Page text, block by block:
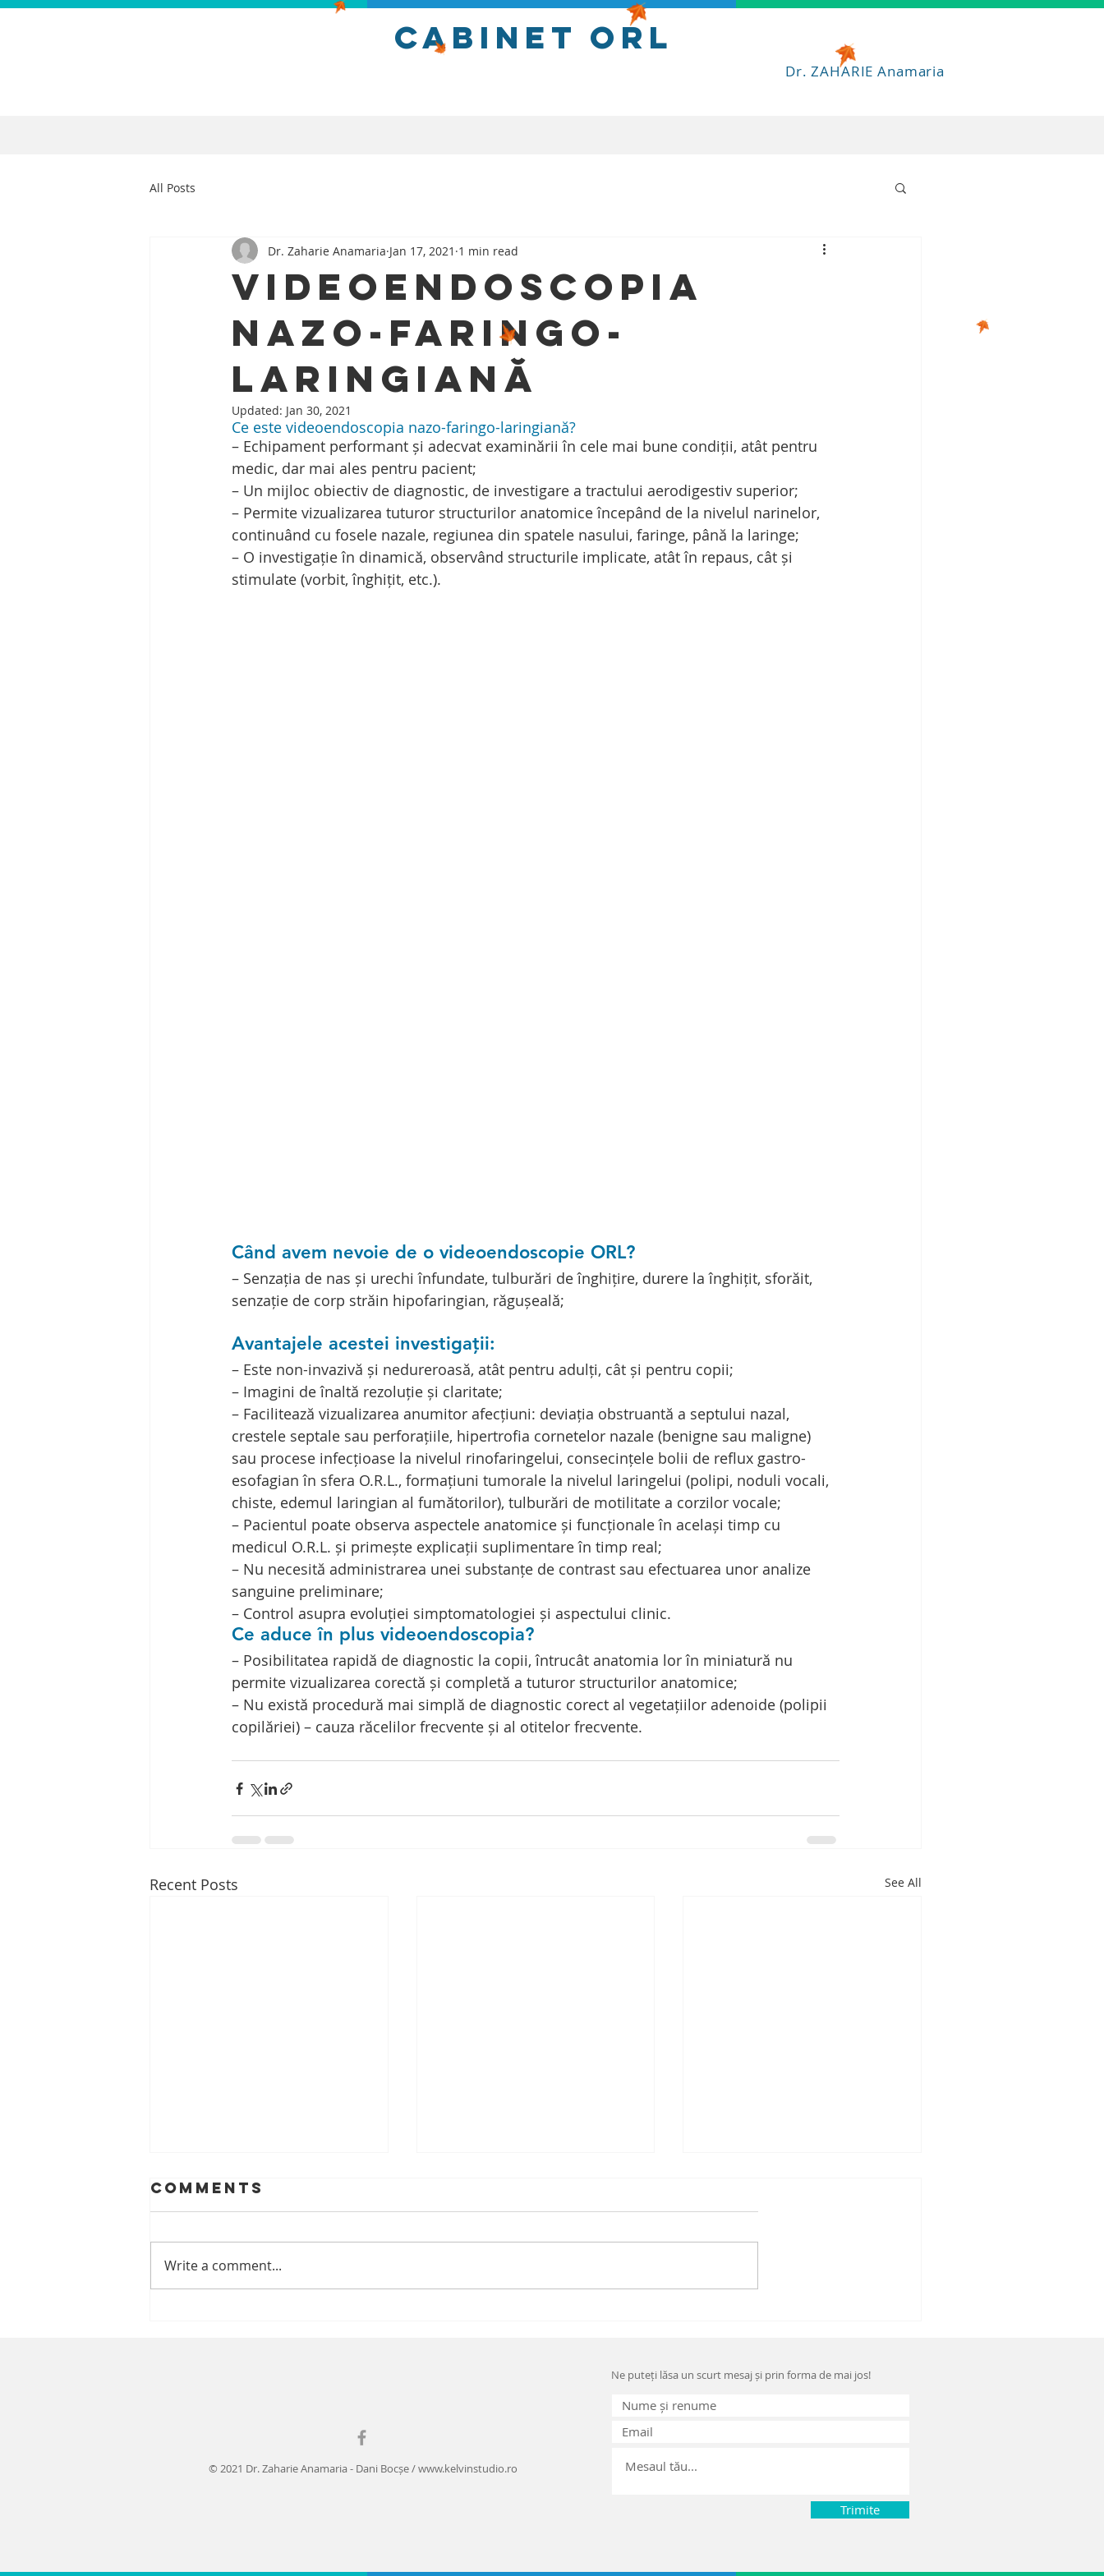
Cabinet orl
Dr. ZAHARIE Anamaria
All Posts
Videoendoscopia
nazo-faringo-
laringiană
Dr. Zaharie Anamaria Jan 17, 2021 1 min read
Updated: Jan 30, 2021
Ce este videoendoscopia nazo-faringo-laringiană?
– Echipament performant și adecvat examinării în cele mai bune condiții, atât pentru
medic, dar mai ales pentru pacient;
– Un mijloc obiectiv de diagnostic, de investigare a tractului aerodigestiv superior;
– Permite vizualizarea tuturor structurilor anatomice începând de la nivelul narinelor,
continuând cu fosele nazale, regiunea din spatele nasului, faringe, până la laringe;
– O investigație în dinamică, observând structurile implicate, atât în repaus, cât și
stimulate (vorbit, înghițit, etc.).
Când avem nevoie de o videoendoscopie ORL?
– Senzația de nas și urechi înfundate, tulburări de înghițire, durere la înghițit, sforăit,
senzație de corp străin hipofaringian, răgușeală;
Avantajele acestei investigații:
– Este non-invazivă și nedureroasă, atât pentru adulți, cât și pentru copii;
– Imagini de înaltă rezoluție și claritate;
– Facilitează vizualizarea anumitor afecțiuni: deviația obstruantă a septului nazal,
crestele septale sau perforațiile, hipertrofia cornetelor nazale (benigne sau maligne)
sau procese infecțioase la nivelul rinofaringelui, consecințele bolii de reflux gastro-
esofagian în sfera O.R.L., formațiuni tumorale la nivelul laringelui (polipi, noduli vocali,
chiste, edemul laringian al fumătorilor), tulburări de motilitate a corzilor vocale;
– Pacientul poate observa aspectele anatomice și funcționale în același timp cu
medicul O.R.L. și primește explicații suplimentare în timp real;
– Nu necesită administrarea unei substanțe de contrast sau efectuarea unor analize
sanguine preliminare;
– Control asupra evoluției simptomatologiei și aspectului clinic.
Ce aduce în plus videoendoscopia?
– Posibilitatea rapidă de diagnostic la copii, întrucât anatomia lor în miniatură nu
permite vizualizarea corectă și completă a tuturor structurilor anatomice;
– Nu există procedură mai simplă de diagnostic corect al vegetațiilor adenoide (polipii
copilăriei) – cauza răcelilor frecvente și al otitelor frecvente.
Recent Posts See All
DE REFLUX
Comments
Write a comment...
Ne puteți lăsa un scurt mesaj și prin forma de mai jos!
© 2021 Dr. Zaharie Anamaria - Dani Bocșe /www.kelvinstudio.ro
Trimite